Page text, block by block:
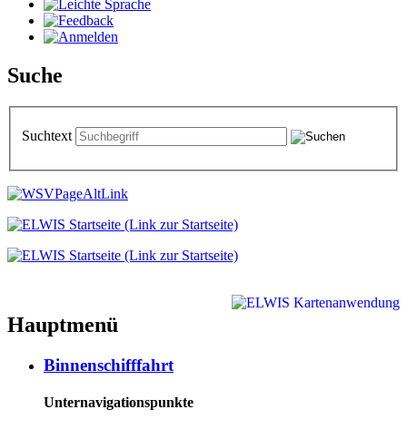
Suche
Suchtext
Hauptmenü
Binnenschifffahrt
Unternavigationspunkte